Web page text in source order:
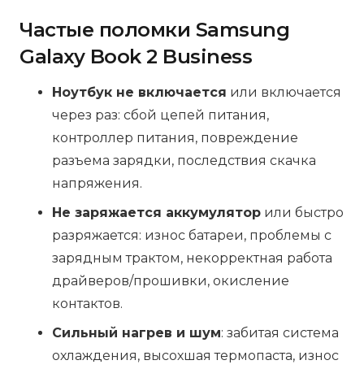
Частые поломки Samsung
Galaxy Book 2 Business
Ноутбук не включается или включается
через раз: сбой цепей питания,
контроллер питания, повреждение
разъема зарядки, последствия скачка
напряжения.
Не заряжается аккумулятор или быстро
разряжается: износ батареи, проблемы с
зарядным трактом, некорректная работа
драйверов/прошивки, окисление
контактов.
Сильный нагрев и шум: забитая система
охлаждения, высохшая термопаста, износ